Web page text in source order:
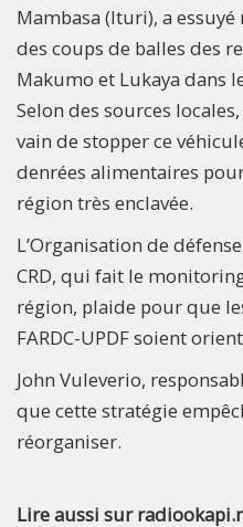
Mambasa (Ituri), a
des coups de balles des
Makumo et Lukaya dans
Selon des sources
vain de stopper ce
denrées alimentaires
région très enclavée.
L’Organisation de
CRD, qui fait le
région, plaide pour que
FARDC-UPDF soient
John Vuleverio,
que cette stratégie
réorganiser.
Lire aussi sur